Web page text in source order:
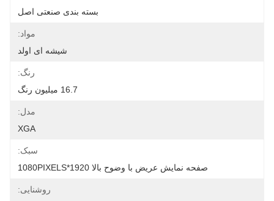
بسته بندی صنعتی اصل
مواد:
شیشه ای اولد
رنگ:
16.7 میلیون رنگ
مدل:
XGA
سبک:
صفحه نمایش عریض با وضوح بالا 1920*1080PIXELS
روشنایی: